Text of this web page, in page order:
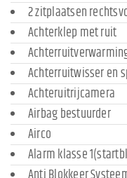
2 zitplaatsen
Achterklep met ruit
Achterruitwisser en
Achteruitrijcamera
Airbag bestuurder
Airco
Alarm klasse